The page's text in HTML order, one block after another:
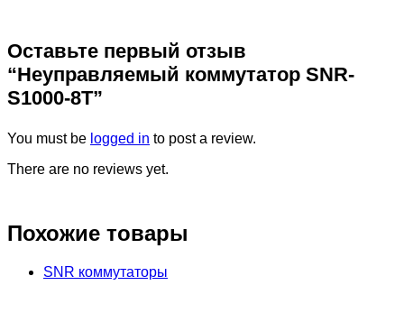
Оставьте первый отзыв
“Неуправляемый коммутатор SNR-
S1000-8T”
You must be logged in to post a review.
There are no reviews yet.
Похожие товары
SNR коммутаторы